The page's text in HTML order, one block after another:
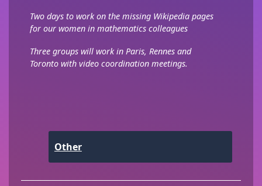
Two days to work on the missing Wikipedia pages
for our women in mathematics colleagues
Three groups will work in Paris, Rennes and
Toronto with video coordination meetings.
Other